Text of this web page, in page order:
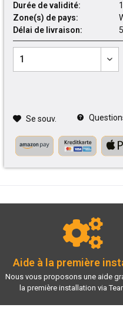
Durée de validité:
Zone(s) de pays:
Délai de livraison:
Se souv.
Aide à la première
Nous vous proposons une aide
la première installation via